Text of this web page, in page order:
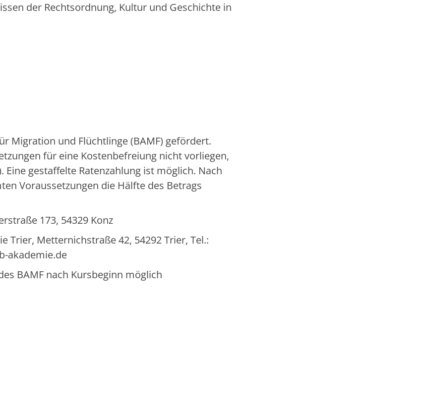
der Rechtsordnung, Kultur und Geschichte in
Migration und Flüchtlinge (BAMF) gefördert.
für eine Kostenbefreiung nicht vorliegen,
Eine gestaffelte Ratenzahlung ist möglich. Nach
Voraussetzungen die Hälfte des Betrags
173, 54329 Konz
Trier, Metternichstraße 42, 54292 Trier, Tel.:
akademie.de
BAMF nach Kursbeginn möglich